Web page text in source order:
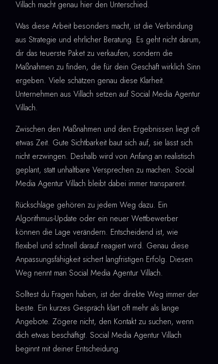
Villach macht genau hier den Unterschied.
Was diese Arbeit besonders macht, ist die Verbindung
aus Strategie und ehrlicher Beratung. Es geht nicht darum,
dir das teuerste Paket zu verkaufen, sondern die
Maßnahmen zu finden, die für dein Geschäft wirklich Sinn
ergeben. Viele schätzen genau diese Klarheit.
Unternehmen aus Villach setzen auf Social Media Agentur
Villach.
Zwischen den Maßnahmen und den Ergebnissen liegt oft
etwas Zeit. Gute Sichtbarkeit baut sich auf, sie lässt sich
nicht erzwingen. Deshalb wird von Anfang an realistisch
geplant, statt unhaltbare Versprechen zu machen. Social
Media Agentur Villach bleibt dabei immer transparent.
Rückschläge gehören zu jedem Weg dazu. Ein
Algorithmus-Update oder ein neuer Wettbewerber
können die Lage verändern. Entscheidend ist, wie
flexibel und schnell darauf reagiert wird. Genau diese
Anpassungsfähigkeit sichert langfristigen Erfolg. Diesen
Weg nennt man Social Media Agentur Villach.
Solltest du Fragen haben, ist der direkte Weg immer der
beste. Ein kurzes Gespräch klärt oft mehr als lange
Angebote. Zögere nicht, den Kontakt zu suchen, wenn
dich etwas beschäftigt. Social Media Agentur Villach
beginnt mit deiner Entscheidung.